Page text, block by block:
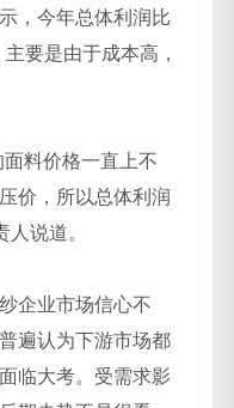
，今年总体利润比
要是由于成本高，
料价格一直上不
价，所以总体利润
说道。
企业市场信心不
遍认为下游市场都
临大考。受需求影